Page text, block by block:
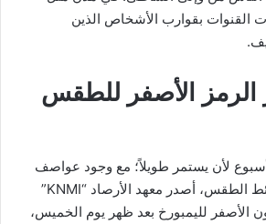
القنوات بقوارب الأشخاص الذين
الرمز الأصفر للطقس
لأن يستمر طويلاً؛ مع وجود عواصف
وأمطار غزيرة على خرائط الطقس، أصدر معهد الأرصاد “KNMI”
الأصفر لليمبورخ بعد ظهر يوم الخميس،